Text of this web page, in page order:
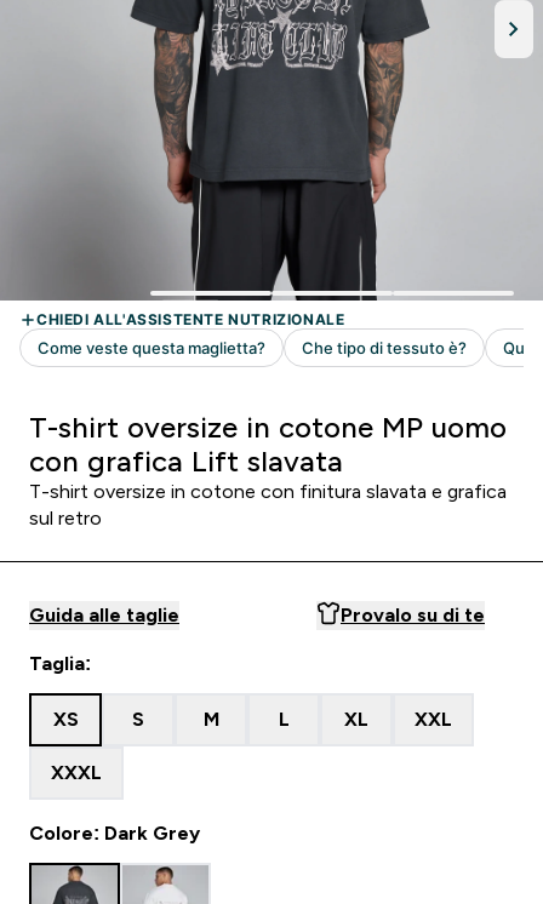
T-shirt oversize in cotone MP uomo
con grafica Lift slavata
T-shirt oversize in cotone con finitura slavata e grafica
sul retro
Guida alle taglie Provalo su di te
Taglia:
XS S M L XL XXL
XXXL
Colore: Dark Grey